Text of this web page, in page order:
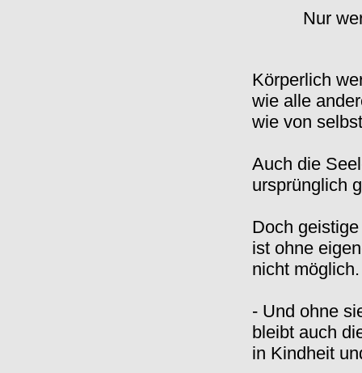
Nur
Körperlich
wie alle
wie von
Auch die
ursprünglich
Doch
ist ohne
nicht möglich.
- Und ohne
bleibt auch
in Kindheit